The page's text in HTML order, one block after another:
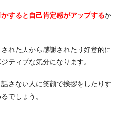
すると自己肯定感がアップするか
れた人から感謝されたり好意的に
ティブな気分になります。
さない人に笑顔で挨拶をしたりす
でしょう。